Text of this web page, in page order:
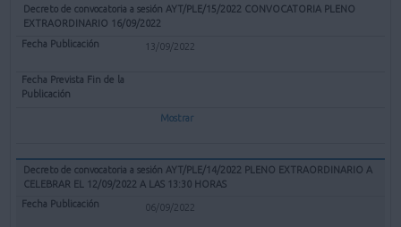
Decreto de convocatoria a sesión AYT/PLE/15/2022 CONVOCATORIA PLENO
EXTRAORDINARIO 16/09/2022
13/09/2022
Mostrar
Decreto de convocatoria a sesión AYT/PLE/14/2022 PLENO EXTRAORDINARIO A
CELEBRAR EL 12/09/2022 A LAS 13:30 HORAS
06/09/2022